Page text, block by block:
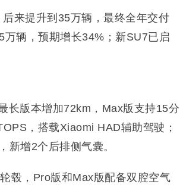
来提升到35万辆，最终全年交付
辆，预期增长34%；新SU7已启
长版本增加72km，Max版支持15分
，搭载Xiaomi HAD辅助驾驶；
新增2个后排侧气囊。
毂，Pro版和Max版配备双腔空气